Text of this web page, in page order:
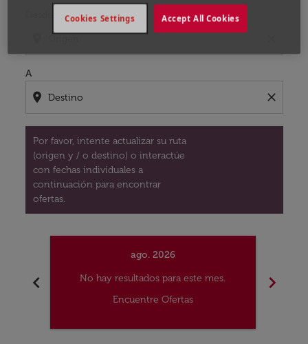
A
location_on close
Por favor, intente actualizar su ruta
(origen y / o destino) o interactúe
con fechas individuales a
continuación para encontrar
ofertas.
chevron_left
ago. 2026
No hay resultados para este mes.
Encuentre Ofertas
chevron_right
Accept All Cookies
Cookies Settings